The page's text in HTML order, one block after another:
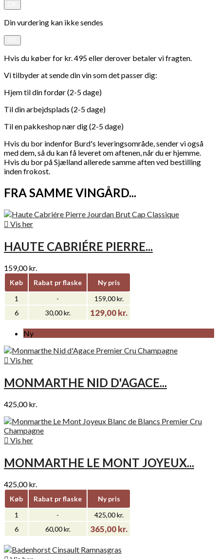
Din vurdering kan ikke sendes
Hvis du køber for kr. 495 eller derover betaler vi fragten.
Vi tilbyder at sende din vin som det passer dig:
Hjem til din fordør (2-5 dage)
Til din arbejdsplads (2-5 dage)
Til en pakkeshop nær dig (2-5 dage)
Hvis du bor indenfor Burd's leveringsområde, sender vi også
med dem, så du kan få leveret om aftenen, når du er hjemme.
Hvis du bor på Sjælland allerede samme aften ved bestilling
inden frokost.
FRA SAMME VINGÅRD...
 Vis her
HAUTE CABRIÉRE PIERRE...
159,00 kr.
Køb Rabat pr flaske
Ny pris
1
-
159,00 kr.
6
30,00 kr. 129,00 kr.
Ny
 Vis her
MONMARTHE NID D'AGACE...
425,00 kr.
 Vis her
MONMARTHE LE MONT JOYEUX...
425,00 kr.
Køb Rabat pr flaske
Ny pris
1
-
425,00 kr.
6
60,00 kr. 365,00 kr.